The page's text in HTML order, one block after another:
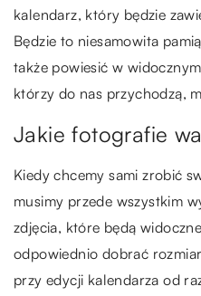
kalendarz, który będzie
Będzie to niesamowita
także powiesić w
którzy do nas przychodzą,
Jakie fotografie
Kiedy chcemy sami zrobić
musimy przede wszystkim
zdjęcia, które będą
odpowiednio dobrać
przy edycji kalendarza od